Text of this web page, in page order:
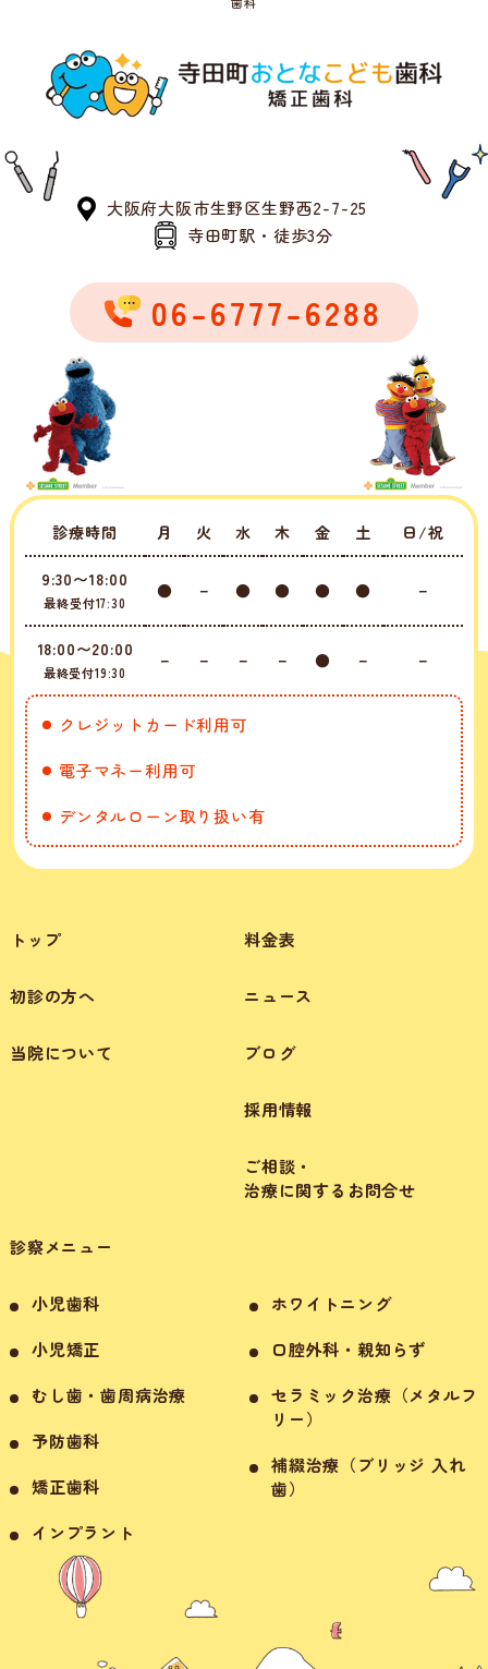
大阪府大阪市生野区生野西2-7-25
寺田町駅・徒歩3分
06-6777-6288
診療時間 月 火 水 木 金 土 日/祝
9:30〜18:00
最終受付17:30
● － ● ● ● ● －
18:00〜20:00
最終受付19:30
－ － － － ● － －
クレジットカード利用可
電子マネー利用可
デンタルローン取り扱い有
トップ
初診の方へ
当院について
診察メニュー
小児歯科
小児矯正
むし歯・歯周病治療
予防歯科
矯正歯科
インプラント
ホワイトニング
口腔外科・親知らず
セラミック治療（メタルフ
リー）
補綴治療（ブリッジ 入れ
歯）
料金表
ニュース
ブログ
採用情報
ご相談・
治療に関するお問合せ